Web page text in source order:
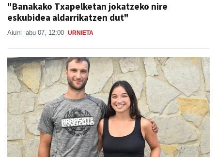
"Banakako Txapelketan jokatzeko nire
eskubidea aldarrikatzen dut"
Aiurri abu 07, 12:00 URNIETA